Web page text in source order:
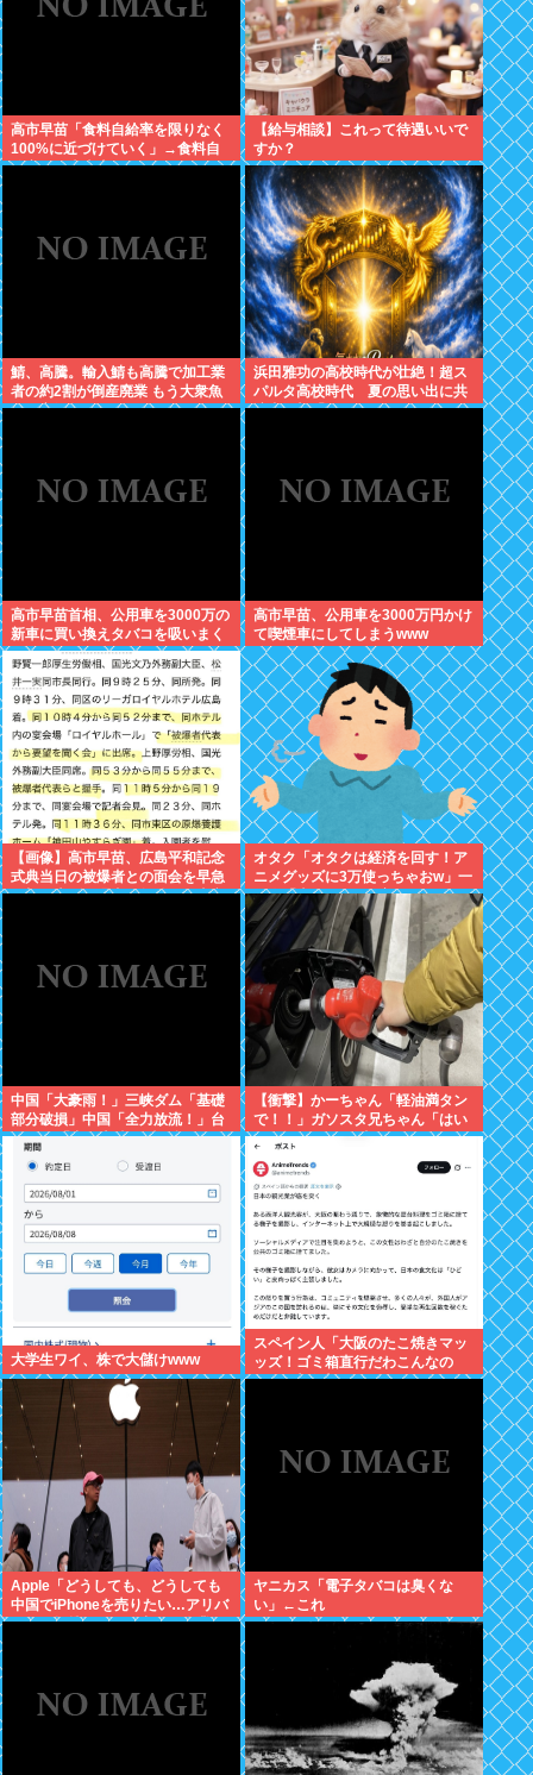
高市早苗「食料自給率を限りなく
100%に近づけていく」→食料自
給率が日本史上最低になってしま
【給与相談】これって待遇いいで
すか？
鯖、高騰。輸入鯖も高騰で加工業
者の約2割が倒産廃業 もう大衆魚
から高級魚へ…
浜田雅功の高校時代が壮絶！超ス
パルタ高校時代 夏の思い出に共
演者衝撃「ええ？」
高市早苗首相、公用車を3000万の
新車に買い換えタバコを吸いまく
っていた
高市早苗、公用車を3000万円かけ
て喫煙車にしてしまうwww
【画像】高市早苗、広島平和記念
式典当日の被爆者との面会を早急
に切り上げた理由は午後から東京
オタク「オタクは経済を回す！ア
ニメグッズに3万使っちゃおw」一
般人「車に500万、家に3000万、
観光して5万、交際費に5万」
中国「大豪雨！」三峡ダム「基礎
部分破損」中国「全力放流！」台
風13号「中国上陸予測」台風15号
「中国接近（画像」中国「台風同
時上陸！（穀物生産が壊滅危機」
【衝撃】かーちゃん「軽油満タン
で！！」ガソスタ兄ちゃん「はい
(レギュラーの間違いだろな…)」
⇒結果ｗｗ
大学生ワイ、株で大儲けwww
スペイン人「大阪のたこ焼きマッ
ッズ！ゴミ箱直行だわこんなの
w」←大炎上してしまう
Apple「どうしても、どうしても
中国でiPhoneを売りたい…アリバ
バさん提携しよ！」中国AI企業に
ヤニカス「電子タバコは臭くな
い」←これ